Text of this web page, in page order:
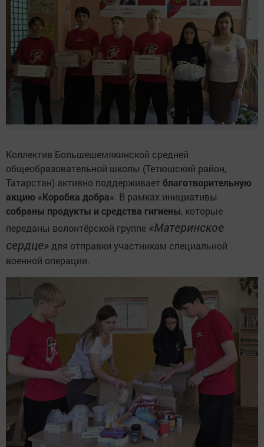
Коллектив Большешемякинской средней
общеобразовательной школы (Тетюшский район,
Татарстан) активно поддерживает благотворительную
акцию «Коробка добра». В рамках инициативы
собраны продукты и средства гигиены, которые
переданы волонтёрской группе «Материнское
сердце» для отправки участникам специальной
военной операции.